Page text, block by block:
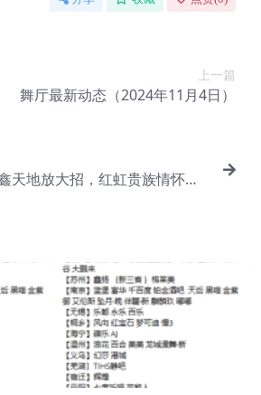
上一篇
舞厅最新动态（2024年11月4日）
天地放大招，红虹贵族情怀引